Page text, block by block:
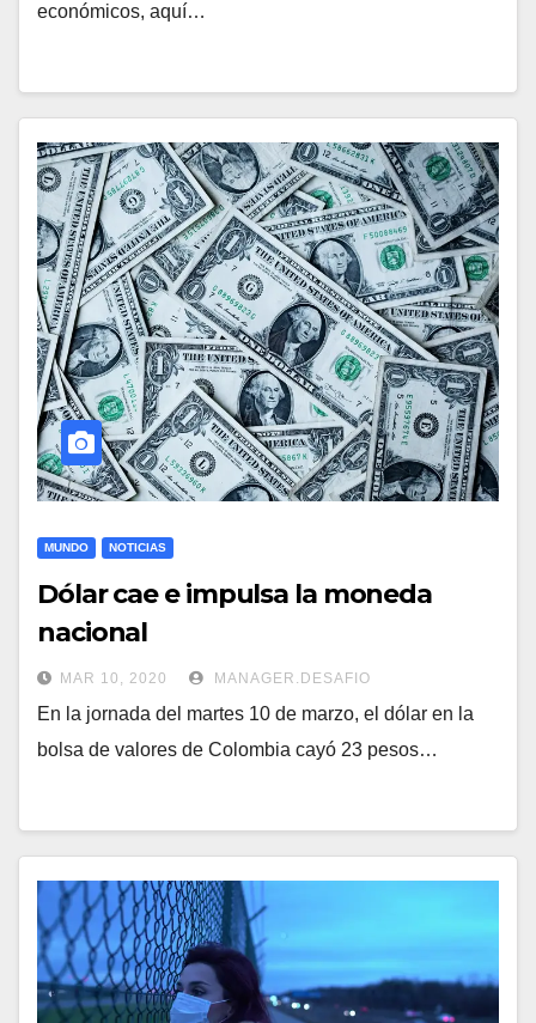
económicos, aquí…
MUNDO NOTICIAS
Dólar cae e impulsa la moneda
nacional
MAR 10, 2020 MANAGER.DESAFIO
En la jornada del martes 10 de marzo, el dólar en la
bolsa de valores de Colombia cayó 23 pesos…